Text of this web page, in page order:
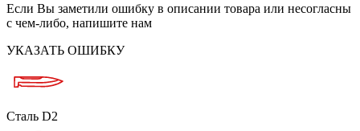
Если Вы заметили ошибку в описании товара или несогласны
с чем-либо, напишите нам
УКАЗАТЬ ОШИБКУ
Сталь D2